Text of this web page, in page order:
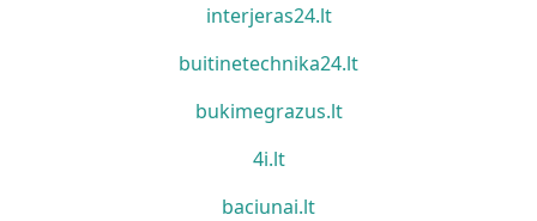
interjeras24.lt
buitinetechnika24.lt
bukimegrazus.lt
4i.lt
baciunai.lt